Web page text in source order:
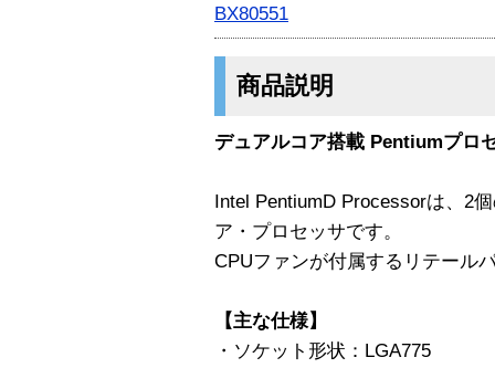
BX80551
商品説明
デュアルコア搭載 Pentiumプロ
Intel PentiumD Processorは、2
ア・プロセッサです。
CPUファンが付属するリテール
【主な仕様】
・ソケット形状：LGA775